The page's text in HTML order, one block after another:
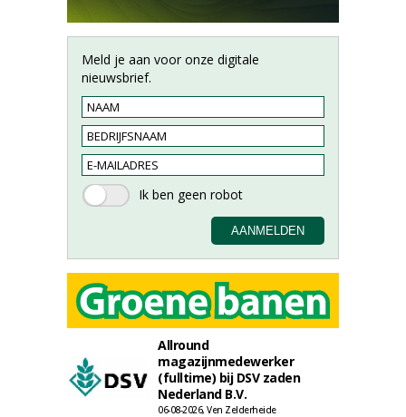
Meld je aan voor onze digitale
nieuwsbrief.
Allround
magazijnmedewerker
(fulltime) bij DSV zaden
Nederland B.V.
06-08-2026, Ven Zelderheide